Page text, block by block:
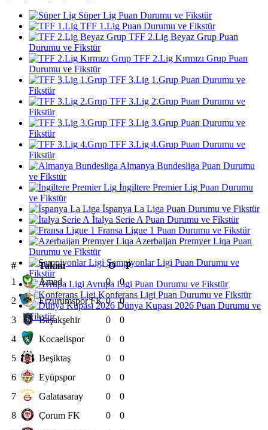
Süper Lig Puan Durumu ve Fikstür
TFF 1.Lig Puan Durumu ve Fikstür
TFF 2.Lig Beyaz Grup Puan
Durumu ve Fikstür
TFF 2.Lig Kırmızı Grup Puan
Durumu ve Fikstür
TFF 3.Lig 1.Grup Puan Durumu ve
Fikstür
TFF 3.Lig 2.Grup Puan Durumu ve
Fikstür
TFF 3.Lig 3.Grup Puan Durumu ve
Fikstür
TFF 3.Lig 4.Grup Puan Durumu ve
Fikstür
Almanya Bundesliga Puan Durumu
ve Fikstür
İngiltere Premier Lig Puan Durumu
ve Fikstür
İspanya La Liga Puan Durumu ve Fikstür
İtalya Serie A Puan Durumu ve Fikstür
Fransa Ligue 1 Puan Durumu ve Fikstür
Azerbaijan Premyer Liqa Puan
Durumu ve Fikstür
Şampiyonlar Ligi Puan Durumu ve
Fikstür
Avrupa Ligi Puan Durumu ve Fikstür
Konferans Ligi Puan Durumu ve Fikstür
Dünya Kupası 2026 Puan Durumu ve
Fikstür
# Takım O
P
1
Amed 0
0
2
Erzurumspor FK 0
0
3
Başakşehir 0
0
4
Kocaelispor 0
0
5
Beşiktaş 0
0
6
Eyüpspor 0
0
7
Galatasaray 0
0
8
Çorum FK 0
0